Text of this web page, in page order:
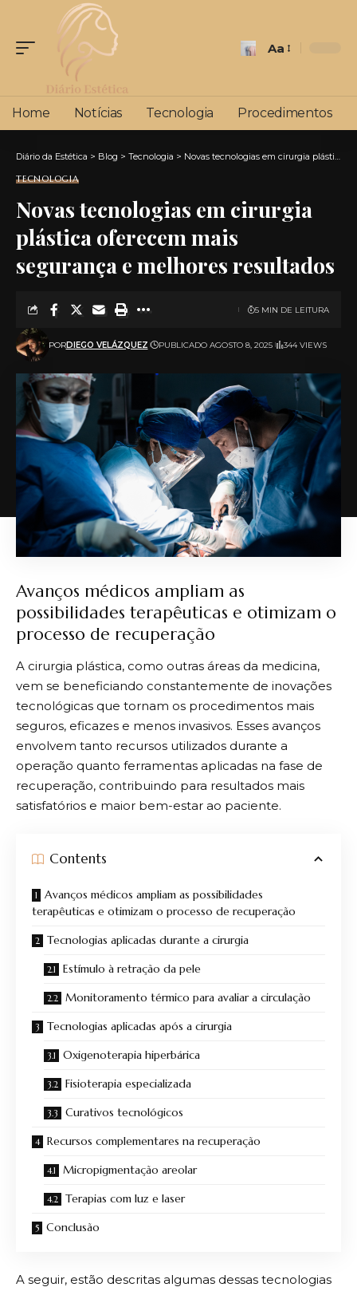
Font
Aa
Home Notícias Tecnologia Procedimentos
Diário da Estética > Blog > Tecnologia > Novas tecnologias em cirurgia plástica oferecem mais segurança e melhores resultados
TECNOLOGIA
Novas tecnologias em cirurgia
plástica oferecem mais
segurança e melhores resultados
PORDIEGO VELÁZQUEZ PUBLICADO AGOSTO 8, 2025 344 VIEWS
5 MIN DE LEITURA
Avanços médicos ampliam as
possibilidades terapêuticas e otimizam o
processo de recuperação
A cirurgia plástica, como outras áreas da medicina,
vem se beneficiando constantemente de inovações
tecnológicas que tornam os procedimentos mais
seguros, eficazes e menos invasivos. Esses avanços
envolvem tanto recursos utilizados durante a
operação quanto ferramentas aplicadas na fase de
recuperação, contribuindo para resultados mais
satisfatórios e maior bem-estar ao paciente.
Contents
Avanços médicos ampliam as possibilidades
terapêuticas e otimizam o processo de recuperação
Tecnologias aplicadas durante a cirurgia
Estímulo à retração da pele
Monitoramento térmico para avaliar a circulação
Tecnologias aplicadas após a cirurgia
Oxigenoterapia hiperbárica
Fisioterapia especializada
Curativos tecnológicos
Recursos complementares na recuperação
Micropigmentação areolar
Terapias com luz e laser
Conclusão
A seguir, estão descritas algumas dessas tecnologias